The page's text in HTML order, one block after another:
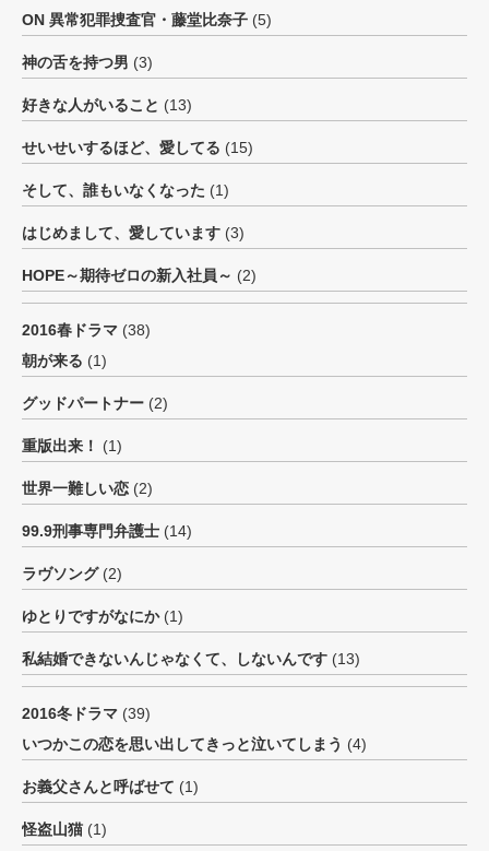
ON 異常犯罪捜査官・藤堂比奈子 (5)
神の舌を持つ男 (3)
好きな人がいること (13)
せいせいするほど、愛してる (15)
そして、誰もいなくなった (1)
はじめまして、愛しています (3)
HOPE～期待ゼロの新入社員～ (2)
2016春ドラマ (38)
朝が来る (1)
グッドパートナー (2)
重版出来！ (1)
世界一難しい恋 (2)
99.9刑事専門弁護士 (14)
ラヴソング(2)
ゆとりですがなにか(1)
私結婚できないんじゃなくて、しないんです (13)
2016冬ドラマ (39)
いつかこの恋を思い出してきっと泣いてしまう (4)
お義父さんと呼ばせて (1)
怪盗山猫 (1)